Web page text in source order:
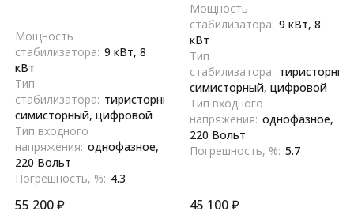
Мощность
стабилизатора: 9 кВт, 8
кВт
Тип
стабилизатора: тиристорный,
симисторный, цифровой
Тип входного
напряжения: однофазное,
220 Вольт
Погрешность, %: 4.3
55 200₽
Мощность
стабилизатора: 9 кВт, 8
кВт
Тип
стабилизатора:
симисторный, цифровой
Тип входного
напряжения: однофазное,
220 Вольт
Погрешность, %: 5.7
45 100₽